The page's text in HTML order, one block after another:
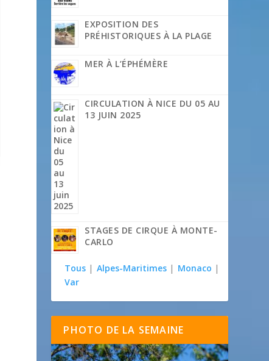
EXPOSITION DES
PRÉHISTORIQUES À LA PLAGE
MER À L’ÉPHÉMÈRE
CIRCULATION À NICE DU 05 AU
13 JUIN 2025
STAGES DE CIRQUE À MONTE-
CARLO
Tous | Alpes-Maritimes | Monaco |
Var
PHOTO DE LA SEMAINE